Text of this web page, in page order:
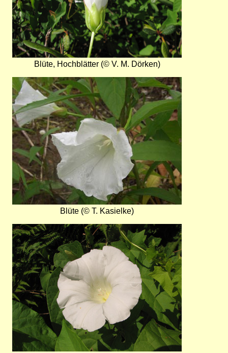
Blüte, Hochblätter (© V. M. Dörken)
Bild
Blüte (© T. Kasielke)
Bild